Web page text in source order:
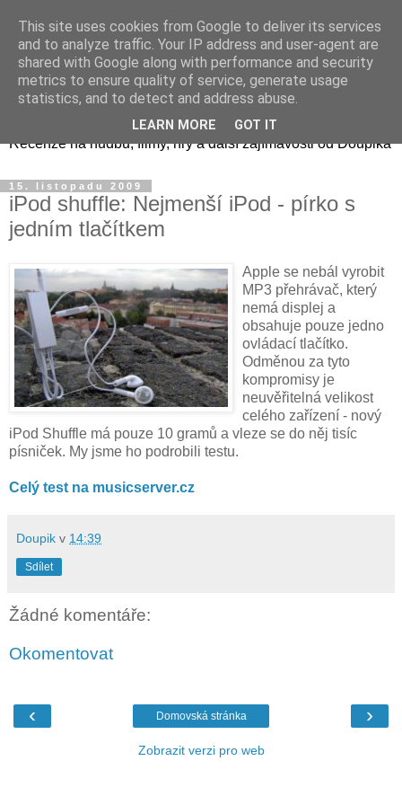
Doupikova mediální směs
Recenze na hudbu, filmy, hry a další zajímavosti od Doupika
15. listopadu 2009
iPod shuffle: Nejmenší iPod - pírko s
jedním tlačítkem
Apple se nebál vyrobit
MP3 přehrávač, který
nemá displej a
obsahuje pouze jedno
ovládací tlačítko.
Odměnou za tyto
kompromisy je
neuvěřitelná velikost
celého zařízení - nový
iPod Shuffle má pouze 10 gramů a vleze se do něj tisíc
písniček. My jsme ho podrobili testu.
Celý test na musicserver.cz
Doupik v 14:39
Sdílet
Žádné komentáře:
Okomentovat
‹ ›
Domovská stránka
Zobrazit verzi pro web
This site uses cookies from Google to deliver its services
and to analyze traffic. Your IP address and user-agent are
shared with Google along with performance and security
metrics to ensure quality of service, generate usage
statistics, and to detect and address abuse.
LEARN MORE GOT IT